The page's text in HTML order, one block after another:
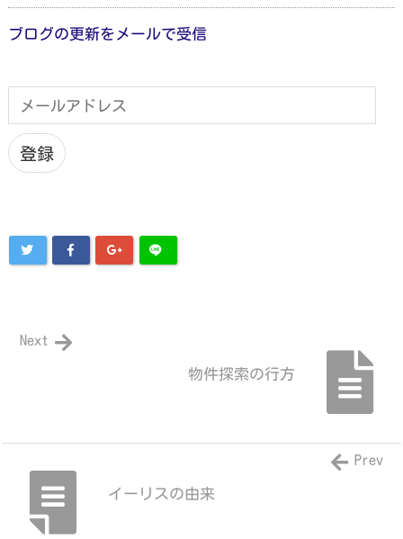
ブログの更新をメールで受信
ー
ル
ア
ド
レ
登録
物件探索の行方
Next
イーリスの由来
Prev